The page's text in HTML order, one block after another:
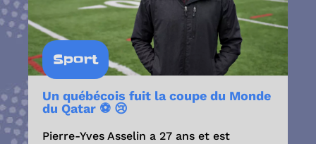
Sport
Un québécois fuit la coupe du Monde
du Qatar ⚽ 😢
Pierre-Yves Asselin a 27 ans et est